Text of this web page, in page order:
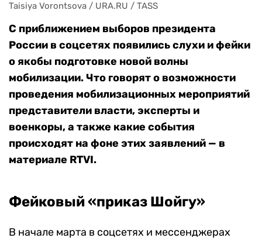
Taisiya Vorontsova / URA.RU / TASS
С приближением выборов президента
России в соцсетях появились слухи и фейки
о якобы подготовке новой волны
мобилизации. Что говорят о возможности
проведения мобилизационных мероприятий
представители власти, эксперты и
военкоры, а также какие события
происходят на фоне этих заявлений — в
материале RTVI.
Фейковый «приказ Шойгу»
В начале марта в соцсетях и мессенджерах